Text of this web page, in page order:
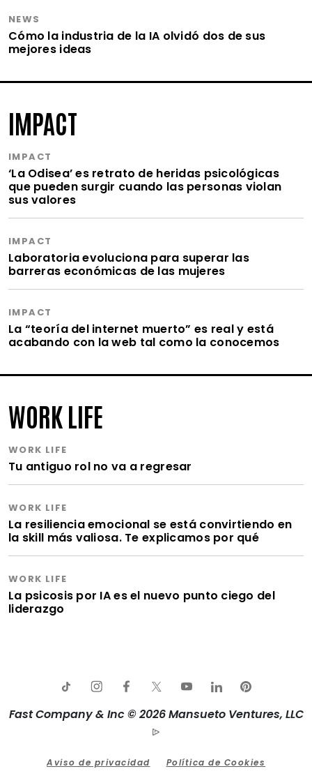
NEWS
Cómo la industria de la IA olvidó dos de sus
mejores ideas
IMPACT
IMPACT
‘La Odisea’ es retrato de heridas psicológicas
que pueden surgir cuando las personas violan
sus valores
IMPACT
Laboratoria evoluciona para superar las
barreras económicas de las mujeres
IMPACT
La “teoría del internet muerto” es real y está
acabando con la web tal como la conocemos
WORK LIFE
WORK LIFE
Tu antiguo rol no va a regresar
WORK LIFE
La resiliencia emocional se está convirtiendo en
la skill más valiosa. Te explicamos por qué
WORK LIFE
La psicosis por IA es el nuevo punto ciego del
liderazgo
Fast Company & Inc © 2026 Mansueto Ventures, LLC
Aviso de privacidad Política de Cookies